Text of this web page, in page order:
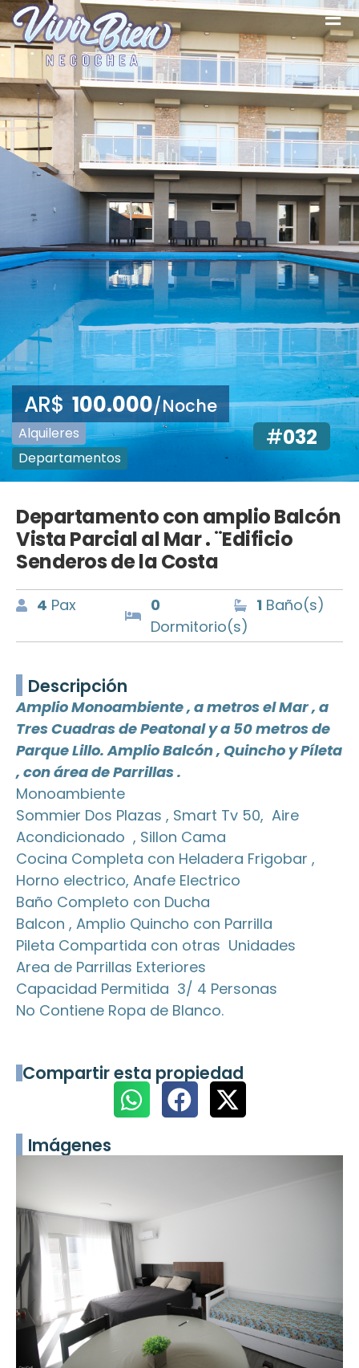
AR$ 100.000/Noche
Alquileres
Departamentos
#032
Departamento con amplio Balcón
Vista Parcial al Mar . ¨Edificio
Senderos de la Costa
4 Pax
0
Dormitorio(s)
1 Baño(s)
Descripción
Amplio Monoambiente , a metros el Mar , a
Tres Cuadras de Peatonal y a 50 metros de
Parque Lillo. Amplio Balcón , Quincho y Píleta
, con área de Parrillas .
Monoambiente
Sommier Dos Plazas , Smart Tv 50, Aire
Acondicionado , Sillon Cama
Cocina Completa con Heladera Frigobar ,
Horno electrico, Anafe Electrico
Baño Completo con Ducha
Balcon , Amplio Quincho con Parrilla
Pileta Compartida con otras Unidades
Area de Parrillas Exteriores
Capacidad Permitida 3/ 4 Personas
No Contiene Ropa de Blanco.
Compartir esta propiedad
Imágenes